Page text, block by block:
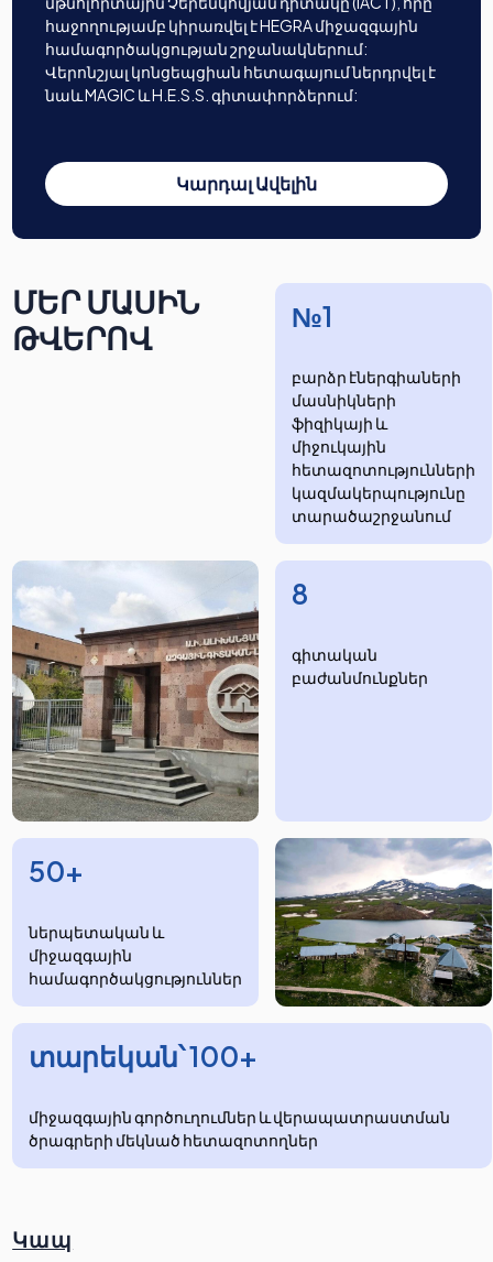
հաջողությամբ կիրառվել է HEGRA միջազգային
համագործակցության շրջանակներում:
Վերոնշյալ կոնցեպցիան հետագայում ներդրվել է
նաև MAGIC և H.E.S.S. գիտափորձերում:
Կարդալ Ավելին
ՄԵՐ ՄԱՍԻՆ
ԹՎԵՐՈՎ
№1
բարձր էներգիաների
մասնիկների
ֆիզիկայի և
միջուկային
հետազոտությունների
​​​​կազմակերպությունը
տարածաշրջանում
8
​​​գիտական
բաժանմունքներ
50+
ներպետական և
միջազգային
համագործակցություններ
տարեկան՝ 100+
միջազգային գործուղումներ և վերապատրաստման
ծրագրերի մեկնած հետազոտողներ
Կապ